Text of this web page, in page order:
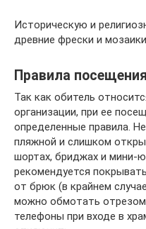
Историческую и
древние фрески и мозаики.
Правила посещения
Так как обитель
организации, при ее
определенные правила.
пляжной и слишком
шортах, бриджах и мини-
рекомендуется
от брюк (в крайнем
можно обмотать
телефоны при входе в